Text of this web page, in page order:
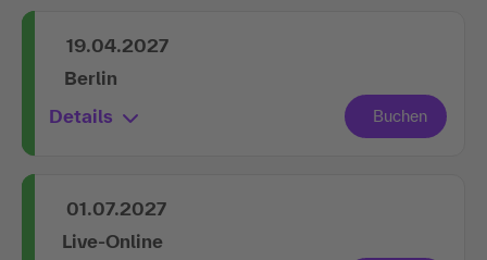
19.04.2027
Berlin
Details
01.07.2027
Live-Online